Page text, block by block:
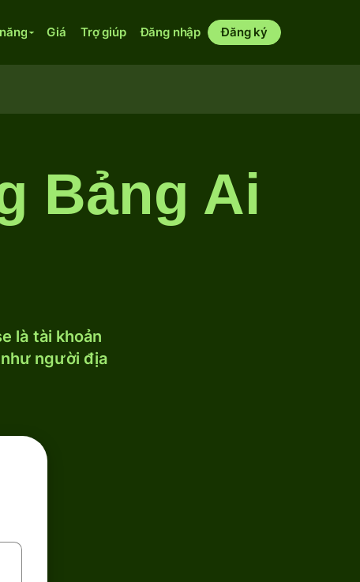
Giá Trợ giúp Đăng nhập Đăng ký
Bảng Ai
là tài khoản
người địa